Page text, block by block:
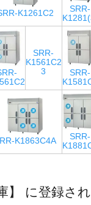
K1261C2
SRR-
SRR-
K1561C2-
3
SRR-
K1863C4A
SRR-
】 に登録さ